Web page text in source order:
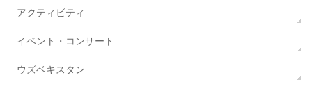
アクティビティ
イベント・コンサート
ウズベキスタン